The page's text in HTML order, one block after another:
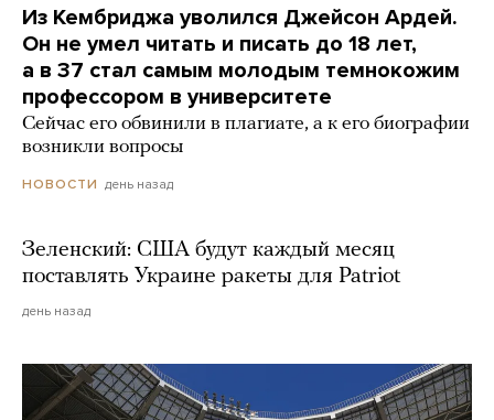
Из Кембриджа уволился Джейсон Ардей.
Он не умел читать и писать до 18 лет,
а в 37 стал самым молодым темнокожим
профессором в университете
Сейчас его обвинили в плагиате, а к его биографии
возникли вопросы
НОВОСТИ день назад
Зеленский: США будут каждый месяц
поставлять Украине ракеты для Patriot
день назад